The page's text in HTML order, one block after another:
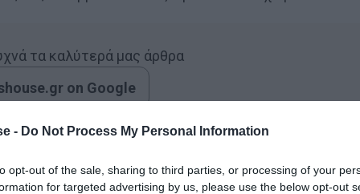
- Do Not Process My Personal Information
opt-out of the sale, sharing to third parties, or processing of your
for targeted advertising by us, please use the below opt-out
τα καλύτερά μας άρθρα
on Google
ΠΑΟΚ. Τον ποδοσφαιριστή εκείνον που έχει ρόλο –